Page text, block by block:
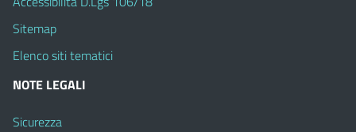
Sitemap
Elenco siti tematici
NOTE LEGALI
Sicurezza